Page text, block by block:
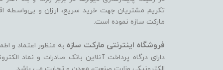
تکریم مشتریان جهت خرید سریع، ارزان و بی‌واسطه
مارکت سازه نموده است.
فروشگاه اینترنتی مارکت سازه به منظور اعتماد و
دارای درگاه پرداخت آنلاین بانک صادرات و نماد